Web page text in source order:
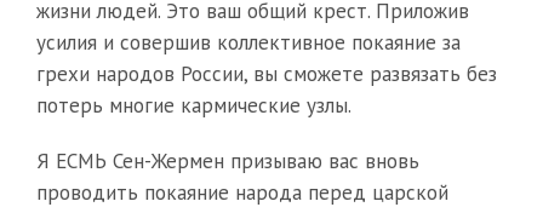
жизни людей. Это ваш общий крест. Приложив
усилия и совершив коллективное покаяние за
грехи народов России, вы сможете развязать без
потерь многие кармические узлы.
Я ЕСМЬ Сен-Жермен призываю вас вновь
проводить покаяние народа перед царской